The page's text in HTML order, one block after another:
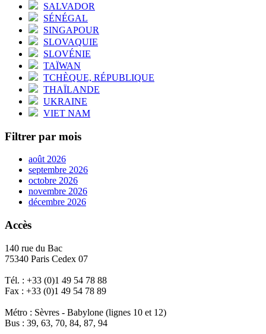
SALVADOR
SÉNÉGAL
SINGAPOUR
SLOVAQUIE
SLOVÉNIE
TAÏWAN
TCHÈQUE, RÉPUBLIQUE
THAÏLANDE
UKRAINE
VIET NAM
Filtrer par mois
août 2026
septembre 2026
octobre 2026
novembre 2026
décembre 2026
Accès
140 rue du Bac
75340 Paris Cedex 07
Tél. : +33 (0)1 49 54 78 88
Fax : +33 (0)1 49 54 78 89
Métro : Sèvres - Babylone (lignes 10 et 12)
Bus : 39, 63, 70, 84, 87, 94